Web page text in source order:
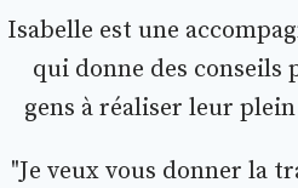
Isabelle est une
qui donne des conseils
gens à réaliser leur
"Je veux vous donner la